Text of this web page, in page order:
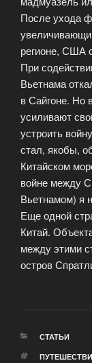
После ухода
регионе, США
При
Вьетнама
в Сайгоне. Но
усиливают
устроить
стал, якобы,
Китайском
войне между
Вьетнамом) я
Еще одной
Китай.
между этими
остров
РУБРИКИ
СТАТЬИ
МЕТКИ